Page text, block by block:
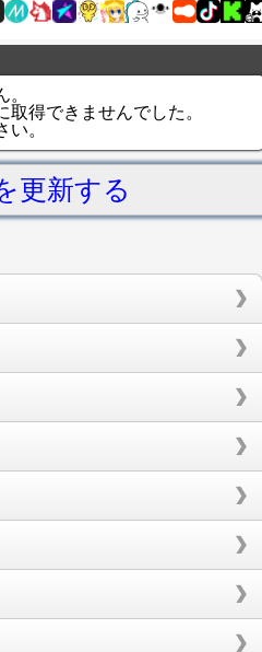
取得できませんでした。
。
更新する